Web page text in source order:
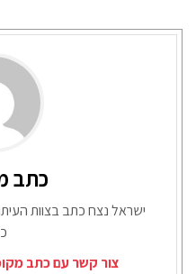
כתב
ישראל נצח כתב בצוות
צור קשר עם כתב